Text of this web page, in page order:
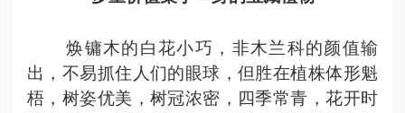
焕镛木的白花小巧，非木兰科的颜值输
出，不易抓住人们的眼球，但胜在植株体形魁
梧，树姿优美，树冠浓密，四季常青，花开时